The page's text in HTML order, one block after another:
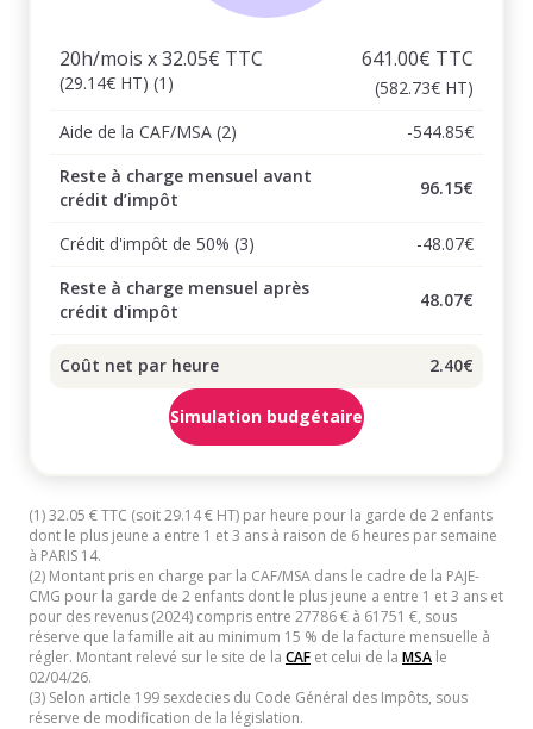
20h/mois x 32.05€ TTC
(29.14€ HT) (1)
641.00€ TTC
(582.73€ HT)
Aide de la CAF/MSA (2)
-544.85€
Reste à charge mensuel avant
crédit d’impôt
96.15€
Crédit d'impôt de 50% (3)
-48.07€
Reste à charge mensuel après
crédit d'impôt
48.07€
Coût net par heure 2.40€
Simulation budgétaire
(1) 32.05 € TTC (soit 29.14 € HT) par heure pour la garde de 2 enfants
dont le plus jeune a entre 1 et 3 ans à raison de 6 heures par semaine
à PARIS 14.
(2) Montant pris en charge par la CAF/MSA dans le cadre de la PAJE-
CMG pour la garde de 2 enfants dont le plus jeune a entre 1 et 3 ans et
pour des revenus (2024) compris entre 27786 € à 61751 €, sous
réserve que la famille ait au minimum 15 % de la facture mensuelle à
régler. Montant relevé sur le site de la CAF et celui de la MSA le
02/04/26.
(3) Selon article 199 sexdecies du Code Général des Impôts, sous
réserve de modification de la législation.